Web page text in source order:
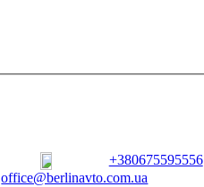
+380675595556
office@berlinavto.com.ua